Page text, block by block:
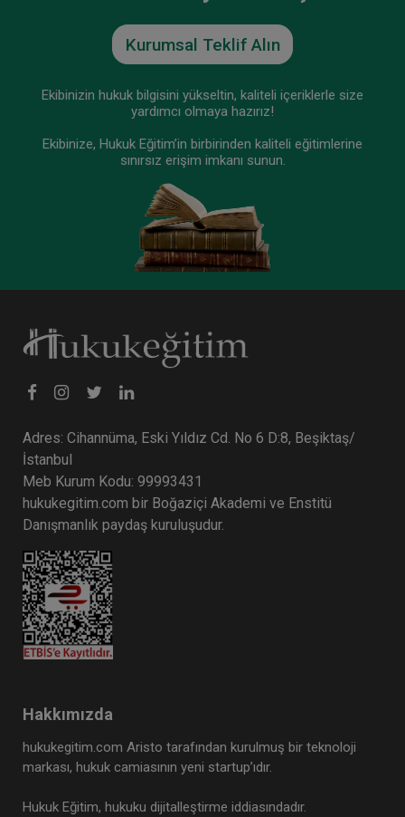
9. Tüketici Hukuku Kongresi - V. Oturum:
UYGULAMALARI Video Kaydı
Tüketici Hukuku Enstitüsü
9. Tüketici Hukuku Kongresi - VIII. Oturum: TIP
VE İLAÇ SEKTÖRÜNDE TÜKETİCİ HUKUKU VE
Tüketici Hukuku Enstitüsü
Kurumsal Teklif Alın
Ekibinizin hukuk bilgisini yükseltin, kaliteli içeriklerle size
yardımcı olmaya hazırız!
Ekibinize, Hukuk Eğitim’in birbirinden kaliteli eğitimlerine
sınırsız erişim imkanı sunun.
Adres: Cihannüma, Eski Yıldız Cd. No 6 D:8, Beşiktaş/
İstanbul
Meb Kurum Kodu: 99993431
hukukegitim.com bir Boğaziçi Akademi ve Enstitü
Danışmanlık paydaş kuruluşudur.
Hakkımızda
hukukegitim.com Aristo tarafından kurulmuş bir teknoloji
markası, hukuk camiasının yeni startup’ıdır.
Hukuk Eğitim, hukuku dijitalleştirme iddiasındadır.